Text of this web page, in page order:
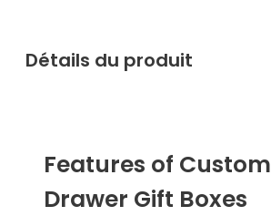
Détails du produit
Features of Custom
Drawer Gift Boxes